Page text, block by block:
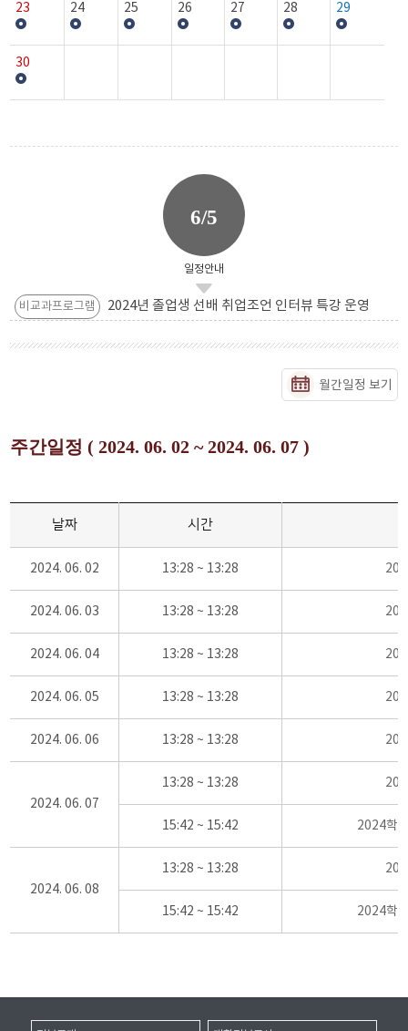
23 24 25 26 27 28 29
30
6/5
일정안내
비교과프로그램 2024년 졸업생 선배 취업조언 인터뷰 특강 운영
월간일정 보기
주간일정 ( 2024. 06. 02 ~ 2024. 06. 07 )
날짜 시간
2024. 06. 02 13:28 ~ 13:28
2024. 06. 03 13:28 ~ 13:28
2024. 06. 04 13:28 ~ 13:28
2024. 06. 05 13:28 ~ 13:28
2024. 06. 06 13:28 ~ 13:28
2024. 06. 07
13:28 ~ 13:28
15:42 ~ 15:42 2024학
2024. 06. 08
13:28 ~ 13:28
15:42 ~ 15:42 2024학